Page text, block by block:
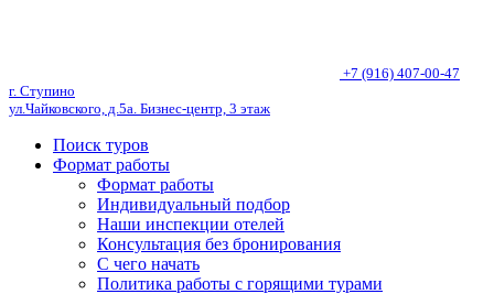
+7 (916) 407-00-47
г. Ступино
ул.Чайковского, д.5а. Бизнес-центр, 3 этаж
Поиск туров
Формат работы
Формат работы
Индивидуальный подбор
Наши инспекции отелей
Консультация без бронирования
С чего начать
Политика работы с горящими турами